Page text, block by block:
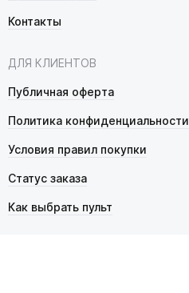
Контакты
ДЛЯ КЛИЕНТОВ
Публичная оферта
Политика конфиденциальности
Условия правил покупки
Статус заказа
Как выбрать пульт